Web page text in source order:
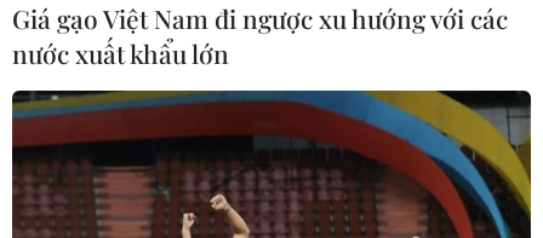
Giá gạo Việt Nam đi ngược xu hướng với các
nước xuất khẩu lớn